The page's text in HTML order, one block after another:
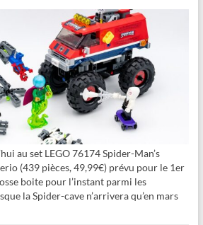
au set LEGO 76174 Spider-Man’s
(439 pièces, 49,99€) prévu pour le 1er
boite pour l’instant parmi les
la Spider-cave n’arrivera qu’en mars